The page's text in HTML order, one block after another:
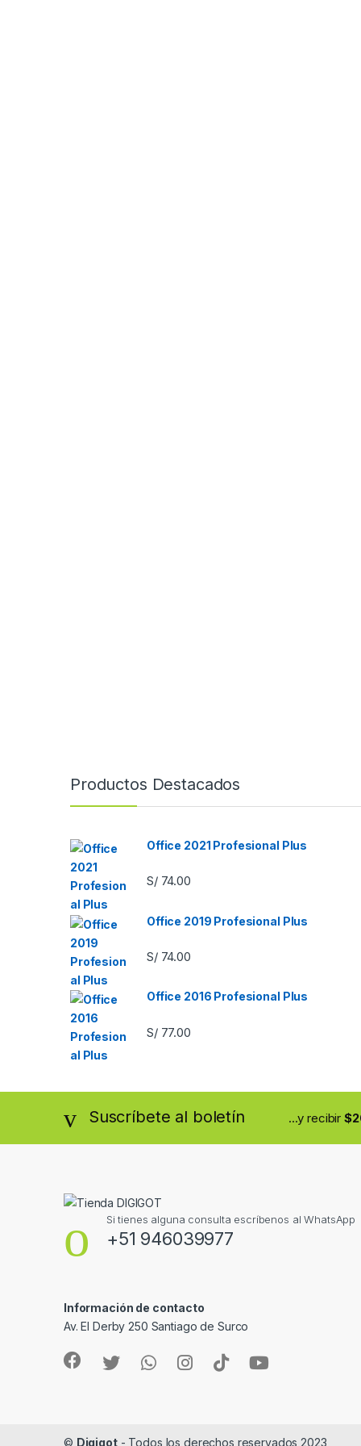
Productos Destacados
Office 2021 Profesional Plus
S/74.00
Office 2019 Profesional Plus
S/74.00
Office 2016 Profesional Plus
S/77.00
Suscríbete al boletín ...y recibir
Si tienes alguna consulta escríbenos al WhatsApp
+51 946039977
Información de contacto
Av. El Derby 250 Santiago de Surco
© Digigot- Todos los derechos reservados 2023